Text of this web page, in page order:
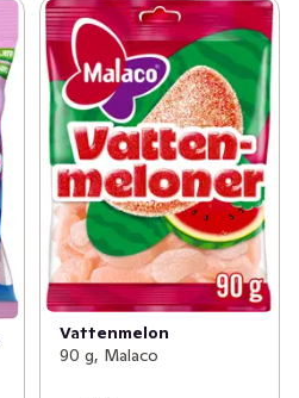
Vattenmelon
90 g, Malaco